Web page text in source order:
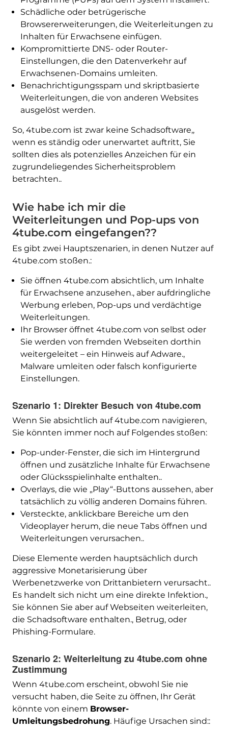
Schädliche oder betrügerische
Browsererweiterungen, die Weiterleitungen zu
Inhalten für Erwachsene einfügen.
Kompromittierte DNS- oder Router-
Einstellungen, die den Datenverkehr auf
Erwachsenen-Domains umleiten.
Benachrichtigungsspam und skriptbasierte
Weiterleitungen, die von anderen Websites
ausgelöst werden.
So, 4tube.com ist zwar keine Schadsoftware,,
wenn es ständig oder unerwartet auftritt, Sie
sollten dies als potenzielles Anzeichen für ein
zugrundeliegendes Sicherheitsproblem
betrachten..
Wie habe ich mir die
Weiterleitungen und Pop-ups von
4tube.com eingefangen??
Es gibt zwei Hauptszenarien, in denen Nutzer auf
4tube.com stoßen.:
Sie öffnen 4tube.com absichtlich, um Inhalte
für Erwachsene anzusehen., aber aufdringliche
Werbung erleben, Pop-ups und verdächtige
Weiterleitungen.
Ihr Browser öffnet 4tube.com von selbst oder
Sie werden von fremden Webseiten dorthin
weitergeleitet – ein Hinweis auf Adware.,
Malware umleiten oder falsch konfigurierte
Einstellungen.
Szenario 1: Direkter Besuch von 4tube.com
Wenn Sie absichtlich auf 4tube.com navigieren,
Sie könnten immer noch auf Folgendes stoßen:
Pop-under-Fenster, die sich im Hintergrund
öffnen und zusätzliche Inhalte für Erwachsene
oder Glücksspielinhalte enthalten..
Overlays, die wie „Play“-Buttons aussehen, aber
tatsächlich zu völlig anderen Domains führen.
Versteckte, anklickbare Bereiche um den
Videoplayer herum, die neue Tabs öffnen und
Weiterleitungen verursachen..
Diese Elemente werden hauptsächlich durch
aggressive Monetarisierung über
Werbenetzwerke von Drittanbietern verursacht..
Es handelt sich nicht um eine direkte Infektion.,
Sie können Sie aber auf Webseiten weiterleiten,
die Schadsoftware enthalten., Betrug, oder
Phishing-Formulare.
Szenario 2: Weiterleitung zu 4tube.com ohne
Zustimmung
Wenn 4tube.com erscheint, obwohl Sie nie
versucht haben, die Seite zu öffnen, Ihr Gerät
könnte von einem Browser-
Umleitungsbedrohung. Häufige Ursachen sind::